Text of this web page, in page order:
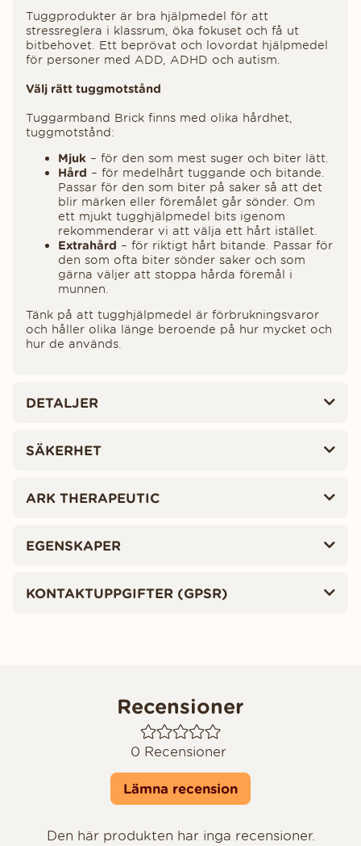
Tuggprodukter är bra hjälpmedel för att
stressreglera i klassrum, öka fokuset och få ut
bitbehovet. Ett beprövat och lovordat hjälpmedel
för personer med ADD, ADHD och autism.
Välj rätt tuggmotstånd
Tuggarmband Brick finns med olika hårdhet,
tuggmotstånd:
Mjuk – för den som mest suger och biter lätt.
Hård – för medelhårt tuggande och bitande.
Passar för den som biter på saker så att det
blir märken eller föremålet går sönder. Om
ett mjukt tugghjälpmedel bits igenom
rekommenderar vi att välja ett hårt istället.
Extrahård – för riktigt hårt bitande. Passar för
den som ofta biter sönder saker och som
gärna väljer att stoppa hårda föremål i
munnen.
Tänk på att tugghjälpmedel är förbrukningsvaror
och håller olika länge beroende på hur mycket och
hur de används.
DETALJER
SÄKERHET
ARK THERAPEUTIC
EGENSKAPER
KONTAKTUPPGIFTER (GPSR)
Recensioner
0 Recensioner
Lämna recension
Den här produkten har inga recensioner.